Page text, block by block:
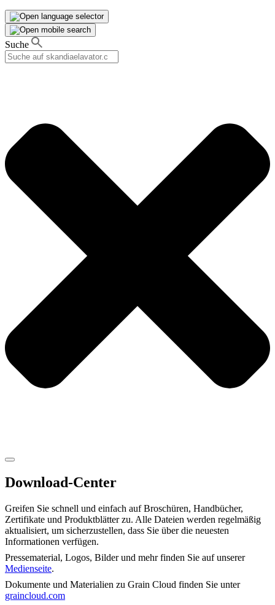
Suche
Download-Center
Greifen Sie schnell und einfach auf Broschüren, Handbücher,
Zertifikate und Produktblätter zu. Alle Dateien werden regelmäßig
aktualisiert, um sicherzustellen, dass Sie über die neuesten
Informationen verfügen.
Pressematerial, Logos, Bilder und mehr finden Sie auf unserer
Medienseite.
Dokumente und Materialien zu Grain Cloud finden Sie unter
graincloud.com